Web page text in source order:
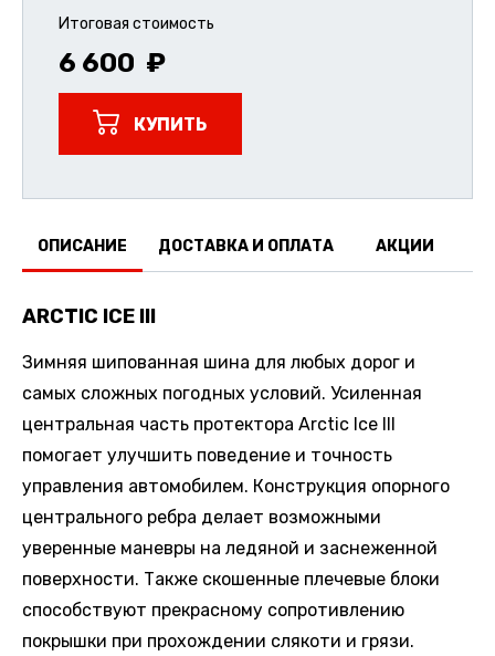
Итоговая стоимость
6 600
КУПИТЬ
ОПИСАНИЕ ДОСТАВКА И ОПЛАТА АКЦИИ
ARCTIC ICE III
Зимняя шипованная шина для любых дорог и
самых сложных погодных условий. Усиленная
центральная часть протектора Arctic Ice III
помогает улучшить поведение и точность
управления автомобилем. Конструкция опорного
центрального ребра делает возможными
уверенные маневры на ледяной и заснеженной
поверхности. Также скошенные плечевые блоки
способствуют прекрасному сопротивлению
покрышки при прохождении слякоти и грязи.